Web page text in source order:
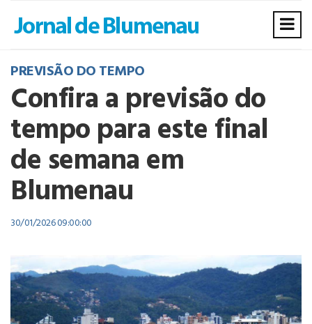
PREVISÃO DO TEMPO
Confira a previsão do
tempo para este final
de semana em
Blumenau
30/01/2026 09:00:00